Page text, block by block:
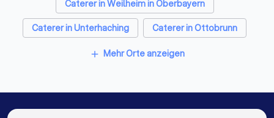
1 Anbieter finden.Nutzen Sie unsere Filterfunktion,
um nach Catering-Art (Buffet, Dinner, Fingerfood,
BBQ, etc.), Anlass, Budget und Bewertungen zu
filtern. So sehen Sie nur Anbieter, die zu Ihrem
2 Anfrage senden.Geben Sie Datum, Gästezahl,
Caterer in Weilheim in Oberbayern
Caterer in Unterhaching
Caterer in Ottobrunn
Caterer in Miesbach
Caterer in Neubiberg
add Mehr Orte anzeigen